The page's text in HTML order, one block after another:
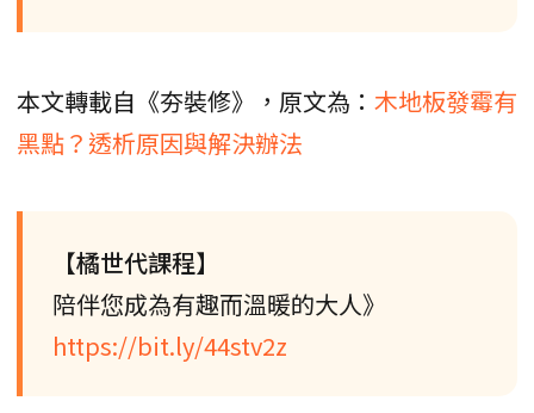
本文轉載自《夯裝修》，原文為： 木地板發霉有
黑點？透析原因與解決辦法
【橘世代課程】
陪伴您成為有趣而溫暖的大人》
https://bit.ly/44stv2z